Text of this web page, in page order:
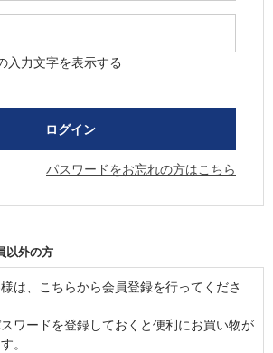
入力文字を表示する
パスワードをお忘れの方はこちら
以外の方
は、こちらから会員登録を行ってくださ
ワードを登録しておくと便利にお買い物が
。